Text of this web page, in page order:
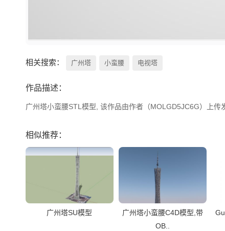
相关搜索： 广州塔 小蛮腰 电视塔
作品描述：
广州塔小蛮腰STL模型, 该作品由作者（MOLGD5JC6G）上
相似推荐：
广州塔SU模型
广州塔小蛮腰C4D模型,带
OB..